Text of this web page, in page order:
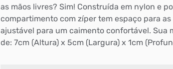
as mãos livres? Sim! Construída em nylon e
compartimento com zíper tem espaço para
ajustável para um caimento confortável. Sua
de: 7cm (Altura) x 5cm (Largura) x 1cm